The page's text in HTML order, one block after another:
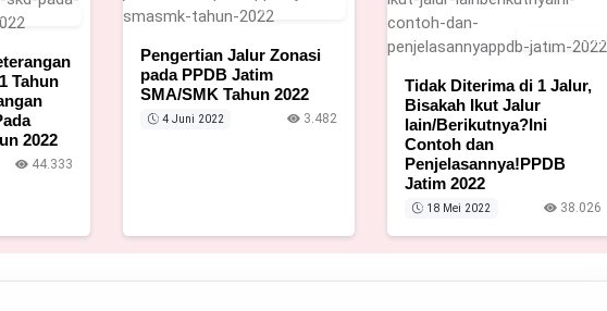
17 Mei 2022
Tahun
2022
44.333
4 Juni 2022
Pengertian Jalur Zonasi
pada PPDB Jatim
SMA/SMK Tahun 2022
4 Juni 2022 3.482
18 Mei 2022
Tidak Diterima di 1 Jalur,
Bisakah Ikut Jalur
lain/Berikutnya?Ini
Contoh dan
Penjelasannya!PPDB
Jatim 2022
18 Mei 2022 38.026